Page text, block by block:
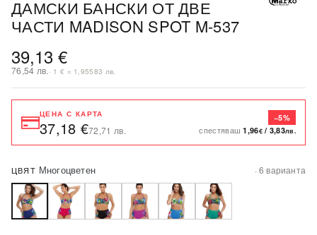
ДАМСКИ БАНСКИ ОТ ДВЕ
ЧАСТИ MADISON SPOT M-537
39,13 €
76,54 лв. · 1 € = 1,95583 лв.
ЦЕНА С КАРТА
37,18 €72,71 лв.
−5%
спестяваш1,96€/ 3,83лв.
ЦВЯТ Многоцветен · 6 варианта